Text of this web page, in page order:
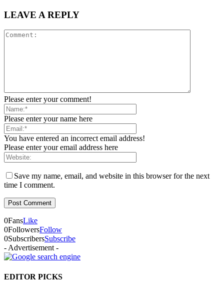
LEAVE A REPLY
Please enter your comment!
Please enter your name here
You have entered an incorrect email address!
Please enter your email address here
Save my name, email, and website in this browser for the next
time I comment.
0FansLike
0FollowersFollow
0SubscribersSubscribe
- Advertisement -
EDITOR PICKS